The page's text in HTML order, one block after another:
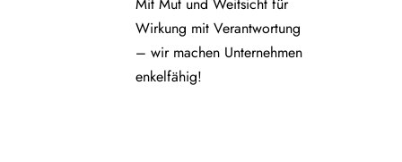
Wirkung mit Verantwortung
– wir machen Unternehmen
enkelfähig!